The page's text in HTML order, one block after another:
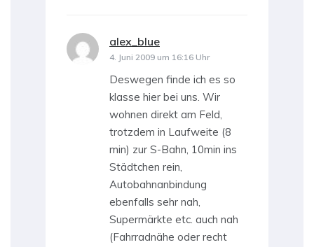
alex_blue
4. Juni 2009 um 16:16 Uhr
Deswegen finde ich es so
klasse hier bei uns. Wir
wohnen direkt am Feld,
trotzdem in Laufweite (8
min) zur S-Bahn, 10min ins
Städtchen rein,
Autobahnanbindung
ebenfalls sehr nah,
Supermärkte etc. auch nah
(Fahrradnähe oder recht